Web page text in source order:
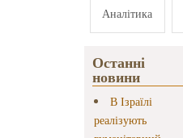
Аналітика
Останні
новини
В Ізраїлі
реалізують